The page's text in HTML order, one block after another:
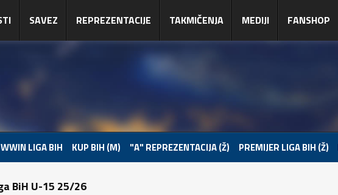
SAVEZ REPREZENTACIJE TAKMIČENJA MEDIJI FANSHOP
WWIN LIGA BIH KUP BIH (M) "A" REPREZENTACIJA (Ž) PREMIJER LIGA BIH (Ž)
BiH U-15 25/26